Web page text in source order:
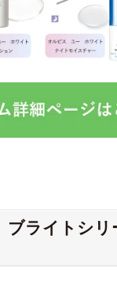
ライトシリ